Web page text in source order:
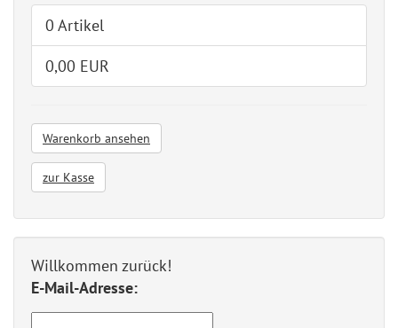
0 Artikel
0,00 EUR
Warenkorb ansehen
zur Kasse
Willkommen zurück!
E-Mail-Adresse: